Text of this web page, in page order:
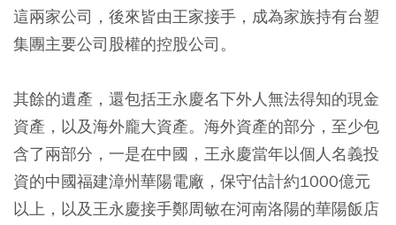
這兩家公司，後來皆由王家接手，成為家族持有台塑
集團主要公司股權的控股公司。
其餘的遺產，還包括王永慶名下外人無法得知的現金
資產，以及海外龐大資產。海外資產的部分，至少包
含了兩部分，一是在中國，王永慶當年以個人名義投
資的中國福建漳州華陽電廠，保守估計約1000億元
以上，以及王永慶接手鄭周敏在河南洛陽的華陽飯店